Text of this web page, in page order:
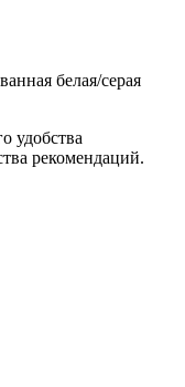
белая/серая
удобства
рекомендаций.